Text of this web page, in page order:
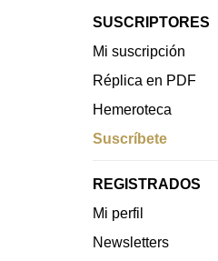
SUSCRIPTORES
Mi suscripción
Réplica en PDF
Hemeroteca
Suscríbete
REGISTRADOS
Mi perfil
Newsletters